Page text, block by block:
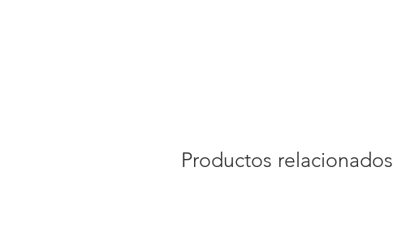
Productos relacionados